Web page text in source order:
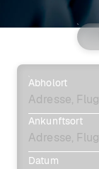
Abholort
Ankunftsort
Datum